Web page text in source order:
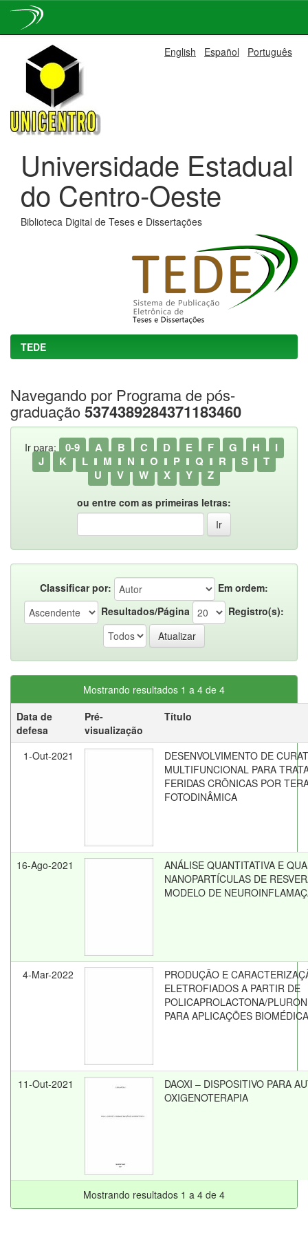
navigation
English Español Português
Universidade Estadual
do Centro-Oeste
Biblioteca Digital de Teses e Dissertações
TEDE
Navegando por Programa de pós-
graduação5374389284371183460
Ir para: 0-9 A B C D E F G H
I
J
K L M N O P Q R S
T
U
V W X Y Z
ou entre com as primeiras letras:
Classificar por:
Em ordem:
Resultados/Página
Registro(s):
Mostrando resultados 1 a 4 de 4
Data de
defesa
Pré-
visualização
Título
1-Out-2021
DESENVOLVIMENTO DE
MULTIFUNCIONAL PARA
FERIDAS CRÔNICAS POR
FOTODINÂMICA
16-Ago-2021
ANÁLISE QUANTITATIVA E
NANOPARTÍCULAS DE
MODELO DE
4-Mar-2022
PRODUÇÃO E
ELETROFIADOS A PARTIR DE
POLICAPROLACTONA/
PARA APLICAÇÕES
11-Out-2021
DAOXI – DISPOSITIVO PARA
OXIGENOTERAPIA
Mostrando resultados 1 a 4 de 4